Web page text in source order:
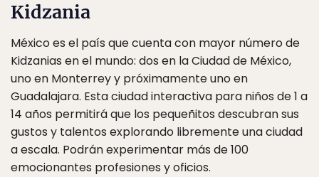
Kidzania
México es el país que cuenta con mayor número de
Kidzanias en el mundo: dos en la Ciudad de México,
uno en Monterrey y próximamente uno en
Guadalajara. Esta ciudad interactiva para niños de 1 a
14 años permitirá que los pequeñitos descubran sus
gustos y talentos explorando libremente una ciudad
a escala. Podrán experimentar más de 100
emocionantes profesiones y oficios.